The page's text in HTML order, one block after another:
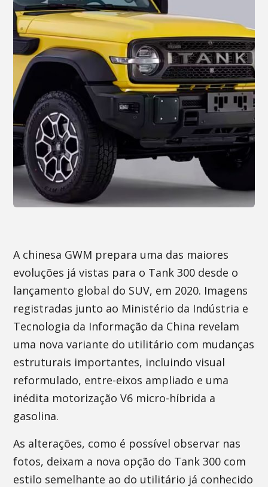
A chinesa GWM prepara uma das maiores
evoluções já vistas para o Tank 300 desde o
lançamento global do SUV, em 2020. Imagens
registradas junto ao Ministério da Indústria e
Tecnologia da Informação da China revelam
uma nova variante do utilitário com mudanças
estruturais importantes, incluindo visual
reformulado, entre-eixos ampliado e uma
inédita motorização V6 micro-híbrida a
gasolina.
As alterações, como é possível observar nas
fotos, deixam a nova opção do Tank 300 com
estilo semelhante ao do utilitário já conhecido